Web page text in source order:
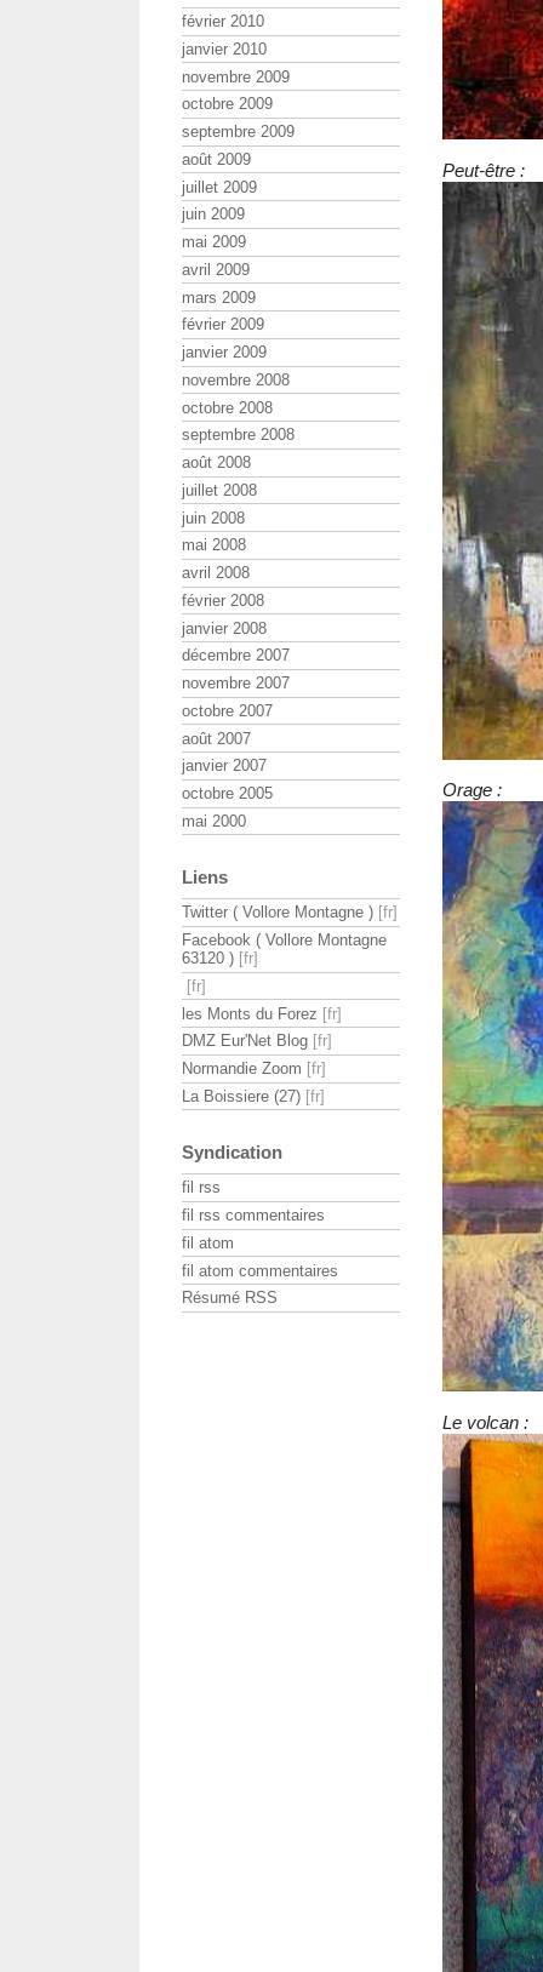
Peut-être :
Orage :
Le volcan :
février 2010
janvier 2010
novembre 2009
octobre 2009
septembre 2009
août 2009
juillet 2009
juin 2009
mai 2009
avril 2009
mars 2009
février 2009
janvier 2009
novembre 2008
octobre 2008
septembre 2008
août 2008
juillet 2008
juin 2008
mai 2008
avril 2008
février 2008
janvier 2008
décembre 2007
novembre 2007
octobre 2007
août 2007
janvier 2007
octobre 2005
mai 2000
Liens
Twitter ( Vollore Montagne )
Facebook ( Vollore Montagne
63120 )
les Monts du Forez
DMZ Eur'Net Blog
Normandie Zoom
La Boissiere (27)
Syndication
fil rss
fil rss commentaires
fil atom
fil atom commentaires
Résumé RSS